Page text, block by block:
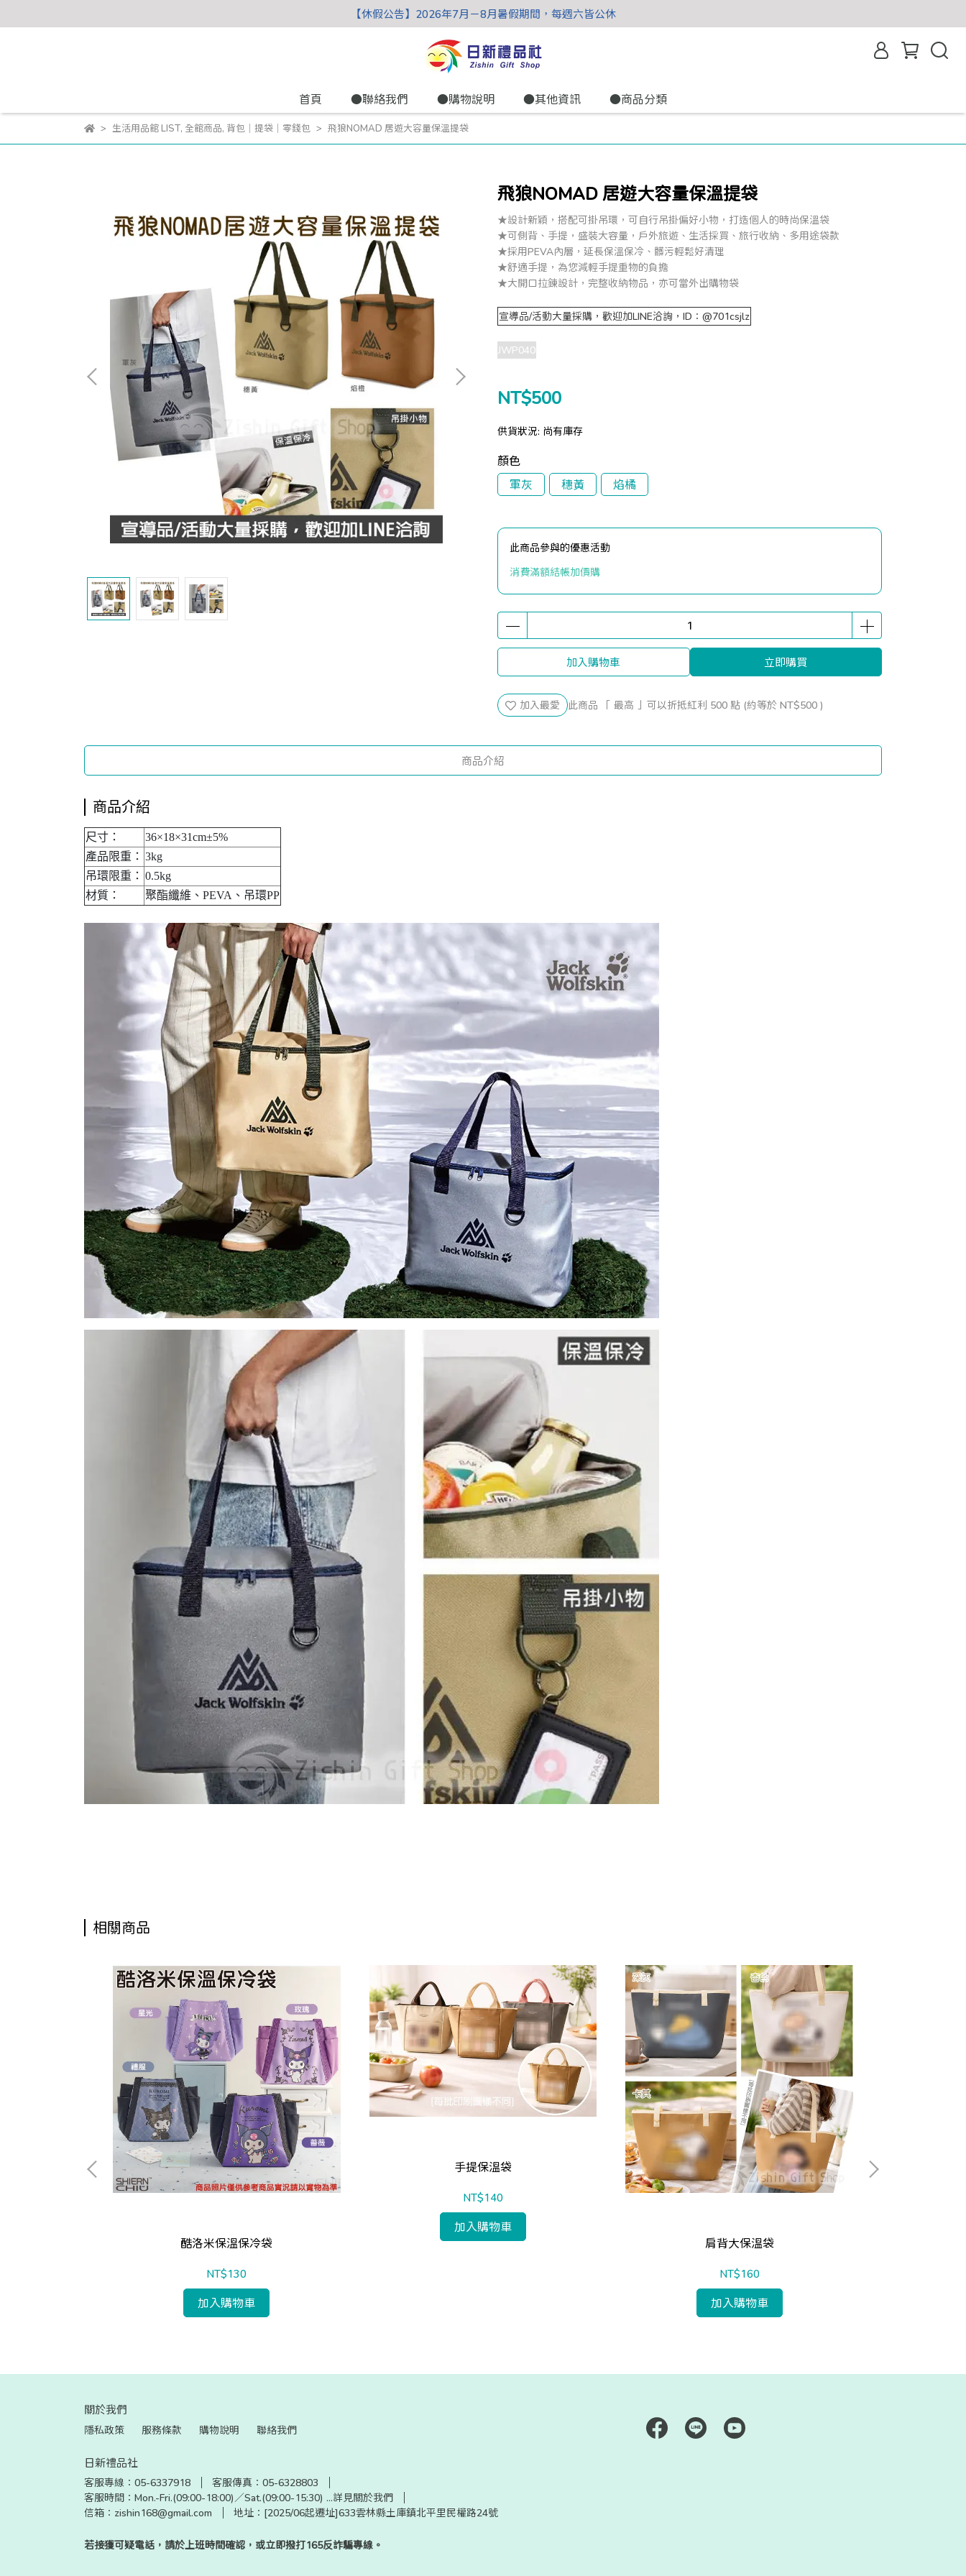
【休假公告】2026年7月－8月暑假期間，每週六皆公休
首頁 ●聯絡我們 ●購物說明 ●其他資訊 ●商品分類
生活用品館 LIST, 全館商品, 背包｜提袋｜零錢包 飛狼NOMAD 居遊大容量保溫提袋
飛狼NOMAD 居遊大容量保溫提袋
★設計新穎，搭配可掛吊環，可自行吊掛偏好小物，打造個人的時尚保溫袋
★可側背、手提，盛裝大容量，戶外旅遊、生活採買、旅行收納、多用途袋款
★採用PEVA內層，延長保溫保冷、髒污輕鬆好清理
★舒適手提，為您減輕手提重物的負擔
★大開口拉鍊設計，完整收納物品，亦可當外出購物袋
宣導品/活動大量採購，歡迎加LINE洽詢，ID：@701csjlz
JWP040
NT$500
供貨狀況: 尚有庫存
顏色
軍灰
穗黃 焰橘
此商品參與的優惠活動
消費滿額結帳加價購
加入購物車 立即購買
加入最愛 此商品 「 最高 」可以折抵紅利 500 點 (約等於 NT$500 )
商品介紹
商品介紹
尺寸：
36×18×31cm±5%
產品限重： 3kg
吊環限重： 0.5kg
材質：
聚酯纖維、PEVA、吊環PP
相關商品
酷洛米保溫保冷袋
NT$130
加入購物車
手提保溫袋
NT$140
加入購物車
肩背大保溫袋
NT$160
加入購物車
關於我們
隱私政策 服務條款 購物說明 聯絡我們
日新禮品社
客服專線：05-6337918
客服傳真：05-6328803
客服時間：Mon.-Fri.(09:00-18:00)／Sat.(09:00-15:30) ...詳見關於我們
信箱：zishin168@gmail.com
地址：[2025/06起遷址]633雲林縣土庫鎮北平里民權路24號
若接獲可疑電話，請於上班時間確認，或立即撥打165反詐騙專線。